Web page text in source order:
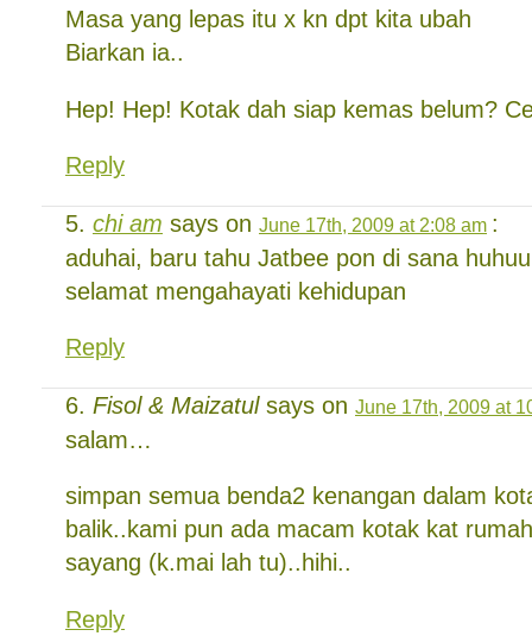
Masa yang lepas itu x kn dpt kita ubah
Biarkan ia..
Hep! Hep! Kotak dah siap kemas belum?
Reply
chi am says on June 17th, 2009 at 2:08 am :
aduhai, baru tahu Jatbee pon di sana huhuu
selamat mengahayati kehidupan
Reply
Fisol & Maizatulsays on June 17th, 2009 at
salam…
simpan semua benda2 kenangan dalam
balik..kami pun ada macam kotak kat
sayang (k.mai lah tu)..hihi..
Reply